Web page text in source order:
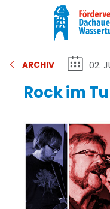
ARCHIV 02.
Rock im